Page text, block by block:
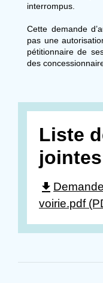
interrompus.
Cette demande
pas une
pétitionnaire de
des
Liste
jointes
file_download
voirie.pdf